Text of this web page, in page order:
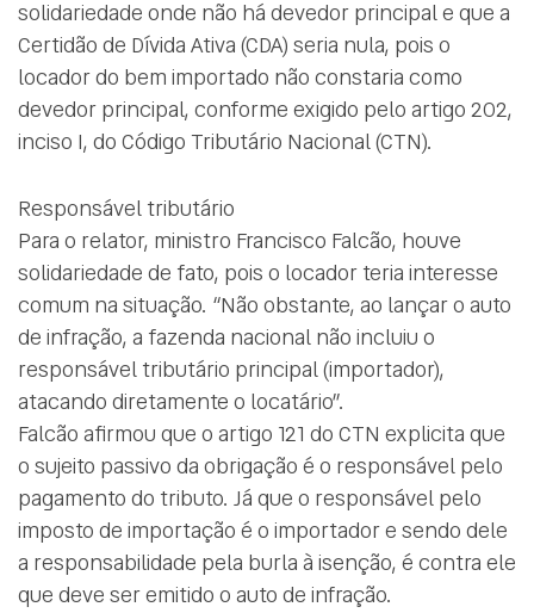
solidariedade onde não há devedor principal e que a
Certidão de Dívida Ativa (CDA) seria nula, pois o
locador do bem importado não constaria como
devedor principal, conforme exigido pelo artigo 202,
inciso I, do Código Tributário Nacional (CTN).
Responsável tributário
Para o relator, ministro Francisco Falcão, houve
solidariedade de fato, pois o locador teria interesse
comum na situação. “Não obstante, ao lançar o auto
de infração, a fazenda nacional não incluiu o
responsável tributário principal (importador),
atacando diretamente o locatário”.
Falcão afirmou que o artigo 121 do CTN explicita que
o sujeito passivo da obrigação é o responsável pelo
pagamento do tributo. Já que o responsável pelo
imposto de importação é o importador e sendo dele
a responsabilidade pela burla à isenção, é contra ele
que deve ser emitido o auto de infração.